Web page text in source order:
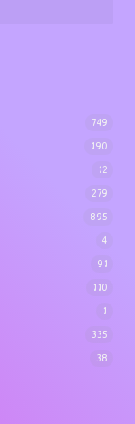
749
190
12
279
895
4
91
110
1
335
38